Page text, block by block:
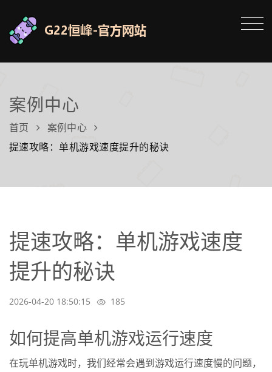
案例中心
首页
案例中心
提速攻略：单机游戏速度提升的秘诀
提速攻略：单机游戏速度
提升的秘诀
2026-04-20 18:50:15 185
如何提高单机游戏运行速度
在玩单机游戏时，我们经常会遇到游戏运行速度慢的问题，